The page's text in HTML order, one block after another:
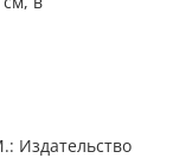
Издательство